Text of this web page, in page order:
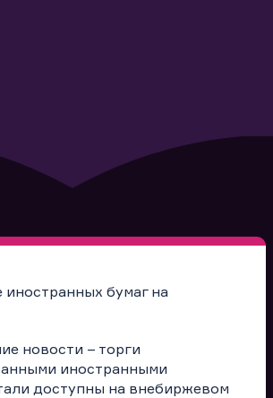
бумаг на
новости – торги
иностранными
доступны на внебиржевом